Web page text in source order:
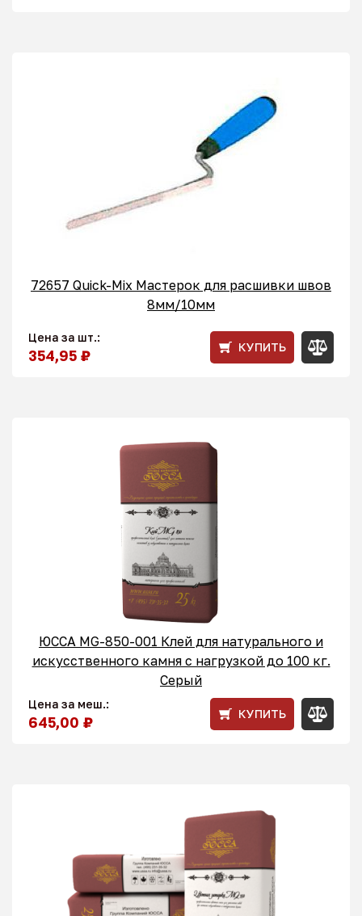
72657 Quick-Mix Мастерок для расшивки швов
8мм/10мм
Цена за шт.:
354,95 ₽ КУПИТЬ
ЮССА MG-850-001 Клей для натурального и
искусственного камня с нагрузкой до 100 кг.
Серый
Цена за меш.:
645,00 ₽ КУПИТЬ